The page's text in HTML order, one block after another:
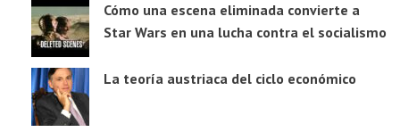
Cómo una escena eliminada convierte a
Star Wars en una lucha contra el socialismo
La teoría austriaca del ciclo económico